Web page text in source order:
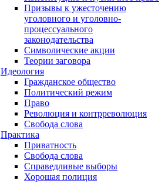
Призывы к ужесточению
уголовного и уголовно-
процессуального
законодательства
Символические акции
Теории заговора
Идеология
Гражданское общество
Политический режим
Право
Революция и контрреволюция
Свобода слова
Практика
Приватность
Свобода слова
Справедливые выборы
Хорошая полиция